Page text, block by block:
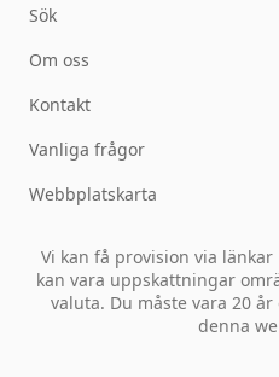
Sök
Om oss
Kontakt
Vanliga frågor
Webbplatskarta
Vi kan få provision via
kan vara uppskattningar
valuta. Du måste vara 20
denna